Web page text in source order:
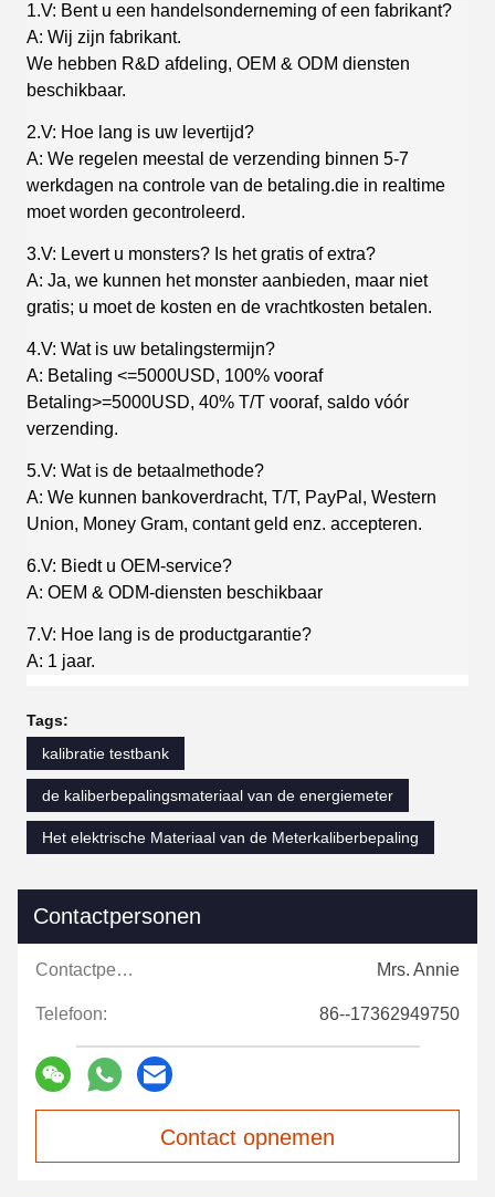
1.V: Bent u een handelsonderneming of een fabrikant?
A: Wij zijn fabrikant.
We hebben R&D afdeling, OEM & ODM diensten
beschikbaar.
2.V: Hoe lang is uw levertijd?
A: We regelen meestal de verzending binnen 5-7
werkdagen na controle van de betaling.die in realtime
moet worden gecontroleerd.
3.V: Levert u monsters? Is het gratis of extra?
A: Ja, we kunnen het monster aanbieden, maar niet
gratis; u moet de kosten en de vrachtkosten betalen.
4.V: Wat is uw betalingstermijn?
A: Betaling <=5000USD, 100% vooraf
Betaling>=5000USD, 40% T/T vooraf, saldo vóór
verzending.
5.V: Wat is de betaalmethode?
A: We kunnen bankoverdracht, T/T, PayPal, Western
Union, Money Gram, contant geld enz. accepteren.
6.V: Biedt u OEM-service?
A: OEM & ODM-diensten beschikbaar
7.V: Hoe lang is de productgarantie?
A: 1 jaar.
Tags:
kalibratie testbank
de kaliberbepalingsmateriaal van de energiemeter
Het elektrische Materiaal van de Meterkaliberbepaling
Contactpersonen
Contactpersonen: Mrs. Annie
Telefoon: 86--17362949750
Contact opnemen